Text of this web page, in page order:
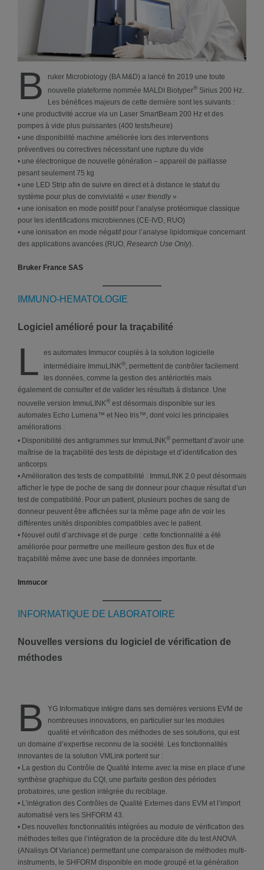
B
ruker Microbiology (BA M&D) a lancé fin 2019 une toute
nouvelle plateforme nommée MALDI Biotyper®Sirius 200 Hz.
Les bénéfices majeurs de cette dernière sont les suivants :
• une productivité accrue via un Laser SmartBeam 200 Hz et des
pompes à vide plus puissantes (400 tests/heure)
• une disponibilité machine améliorée lors des interventions
préventives ou correctives nécessitant une rupture du vide
• une électronique de nouvelle génération – appareil de paillasse
pesant seulement 75 kg
• une LED Strip afin de suivre en direct et à distance le statut du
système pour plus de convivialité « user friendly»
• une ionisation en mode positif pour l’analyse protéomique classique
pour les identifications microbiennes (CE-IVD, RUO)
• une ionisation en mode négatif pour l’analyse lipidomique concernant
des applications avancées (RUO, Research Use Only).
Bruker France SAS
IMMUNO-HEMATOLOGIE
Logiciel amélioré pour la traçabilité
L
es automates Immucor couplés à la solution logicielle
intermédiaire ImmuLINK®, permettent de contrôler facilement
les données, comme la gestion des antériorités mais
également de consulter et de valider les résultats à distance. Une
nouvelle version ImmuLINK® est désormais disponible sur les
automates Echo Lumena™ et Neo Iris™, dont voici les principales
améliorations :
• Disponibilité des antigrammes sur ImmuLINK® permettant d’avoir une
maîtrise de la traçabilité des tests de dépistage et d’identification des
anticorps
• Amélioration des tests de compatibilité : ImmuLINK 2.0 peut désormais
afficher le type de poche de sang de donneur pour chaque résultat d’un
test de compatibilité. Pour un patient, plusieurs poches de sang de
donneur peuvent être affichées sur la même page afin de voir les
différentes unités disponibles compatibles avec le patient.
• Nouvel outil d’archivage et de purge : cette fonctionnalité a été
améliorée pour permettre une meilleure gestion des flux et de
traçabilité même avec une base de données importante.
Immucor
INFORMATIQUE DE LABORATOIRE
Nouvelles versions du logiciel de vérification de
méthodes
B
YG Informatique intègre dans ses dernières versions EVM de
nombreuses innovations, en particulier sur les modules
qualité et vérification des méthodes de ses solutions, qui est
un domaine d’expertise reconnu de la société. Les fonctionnalités
innovantes de la solution VMLink portent sur :
• La gestion du Contrôle de Qualité Interne avec la mise en place d’une
synthèse graphique du CQI, une parfaite gestion des périodes
probatoires, une gestion intégrée du reciblage.
• L’intégration des Contrôles de Qualité Externes dans EVM et l’import
automatisé vers les SHFORM 43.
• Des nouvelles fonctionnalités intégrées au module de vérification des
méthodes telles que l’intégration de la procédure dite du test ANOVA
(ANalisys Of Variance) permettant une comparaison de méthodes multi-
instruments, le SHFORM disponible en mode groupé et la génération